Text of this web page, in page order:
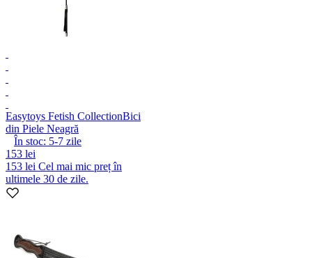
Easytoys Fetish CollectionBici
din Piele Neagră
În stoc: 5-7 zile
153 lei
153 lei Cel mai mic preț în
ultimele 30 de zile.